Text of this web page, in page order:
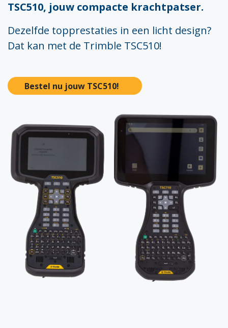
TSC510, jouw compacte krachtpatser.
Dezelfde topprestaties in een licht design?
Dat kan met de Trimble TSC510!
Bestel nu jouw TSC510!